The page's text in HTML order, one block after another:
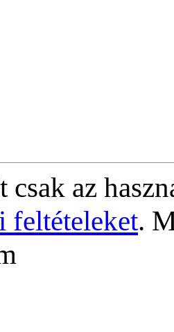
az
feltételeket.